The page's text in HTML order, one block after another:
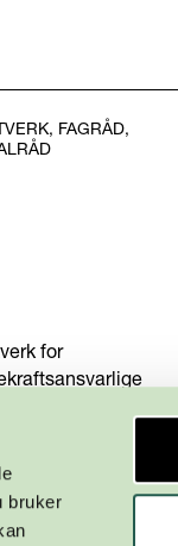
bruker
FAGRÅD,
for